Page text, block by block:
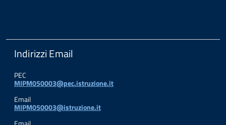
Indirizzi Email
PEC
MIPM050003@pec.istruzione.it
Email
MIPM050003@istruzione.it